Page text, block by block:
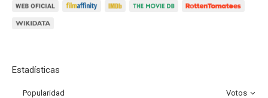
Estadísticas
Popularidad Votos